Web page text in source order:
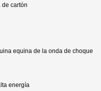
de cartón
equina de la onda de choque
energía